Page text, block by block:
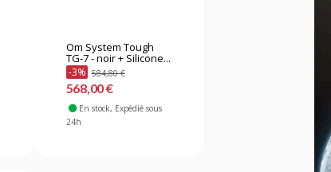
Om System Tough
TG-7 - noir + Silicone...
-3% 584,80 €
568,00 €
En stock, Expédié sous
24h